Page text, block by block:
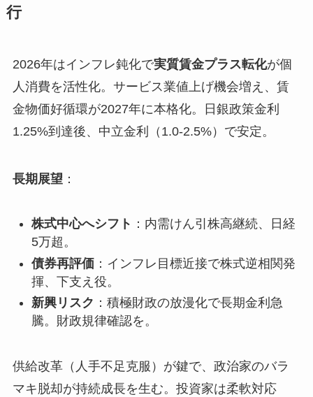
行
2026年はインフレ鈍化で実質賃金プラス転化が個
人消費を活性化。サービス業値上げ機会増え、賃
金物価好循環が2027年に本格化。日銀政策金利
1.25%到達後、中立金利（1.0-2.5%）で安定。
長期展望 ：
株式中心へシフト ：内需けん引株高継続、日経
5万超。
債券再評価：インフレ目標近接で株式逆相関発
揮、下支え役。
新興リスク ：積極財政の放漫化で長期金利急
騰。財政規律確認を。
供給改革（人手不足克服）が鍵で、政治家のバラ
マキ脱却が持続成長を生む。投資家は柔軟対応